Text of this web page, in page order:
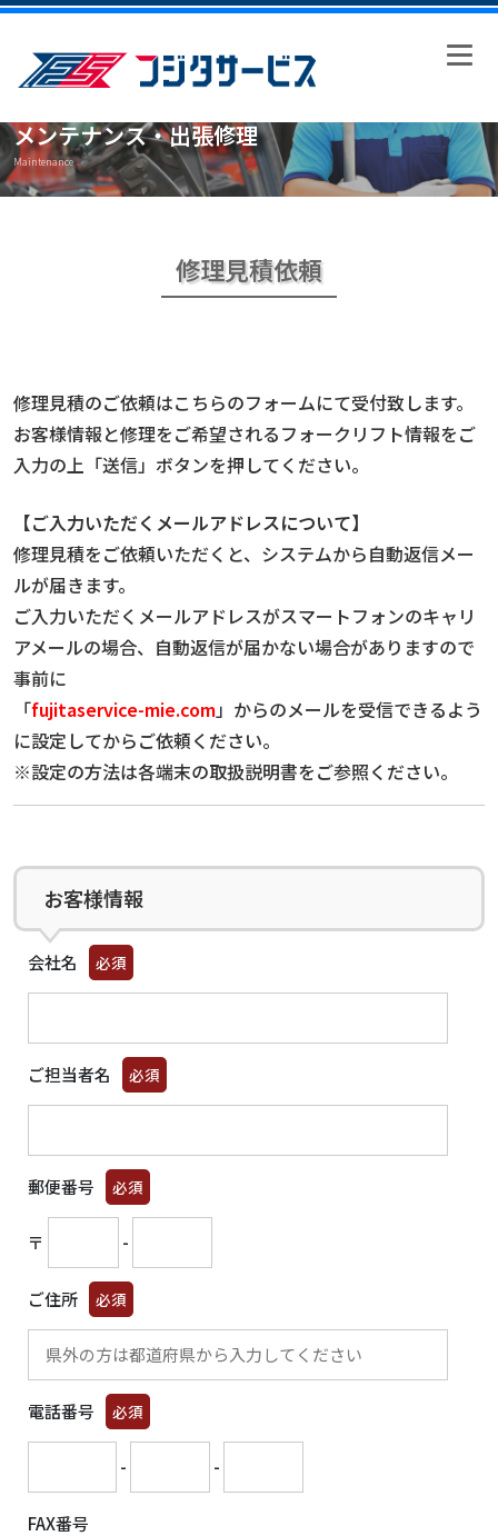
メンテナンス・出張修理
Maintenance
修理見積依頼
修理見積のご依頼はこちらのフォームにて受付致します。
お客様情報と修理をご希望されるフォークリフト情報をご
入力の上「送信」ボタンを押してください。
【ご入力いただくメールアドレスについて】
修理見積をご依頼いただくと、システムから自動返信メー
ルが届きます。
ご入力いただくメールアドレスがスマートフォンのキャリ
アメールの場合、自動返信が届かない場合がありますので
事前に
「fujitaservice-mie.com」からのメールを受信できるよう
に設定してからご依頼ください。
※設定の方法は各端末の取扱説明書をご参照ください。
お客様情報
会社名 必須
ご担当者名 必須
郵便番号 必須
〒 -
ご住所 必須
電話番号 必須
- -
FAX番号